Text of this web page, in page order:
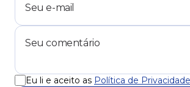
Eu li e aceito as Política de Privacidade